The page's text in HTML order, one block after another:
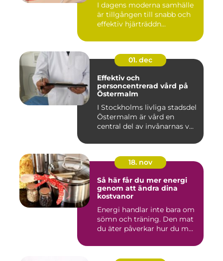
I dagens moderna samhälle
är tillgången till snabb och
effektiv hjärträddn...
01. dec
Effektiv och
personcentrerad vård på
Östermalm
I Stockholms livliga stadsdel
Östermalm är vård en
central del av invånarnas v...
18. nov
Så här får du mer energi
genom att ändra dina
kostvanor
Energi handlar inte bara om
sömn och träning. Den mat
du äter påverkar hur du m...